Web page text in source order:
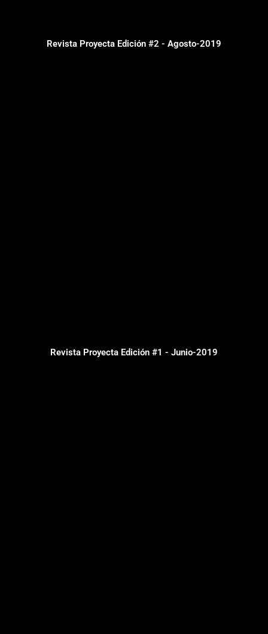
Revista Proyecta Edición #2 - Agosto-2019
Revista Proyecta Edición #1 - Junio-2019